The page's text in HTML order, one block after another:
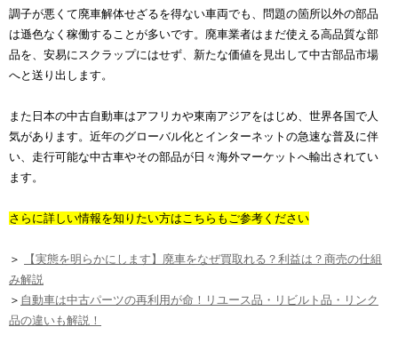
調子が悪くて廃車解体せざるを得ない車両でも、問題の箇所以外の部品
は遜色なく稼働することが多いです。廃車業者はまだ使える高品質な部
品を、安易にスクラップにはせず、新たな価値を見出して中古部品市場
へと送り出します。
また日本の中古自動車はアフリカや東南アジアをはじめ、世界各国で人
気があります。近年のグローバル化とインターネットの急速な普及に伴
い、走行可能な中古車やその部品が日々海外マーケットへ輸出されてい
ます。
さらに詳しい情報を知りたい方はこちらもご参考ください
＞
【実態を明らかにします】廃車をなぜ買取れる？利益は？商売の仕組
み解説
＞ 自動車は中古パーツの再利用が命！リユース品・リビルト品・リンク
品の違いも解説！